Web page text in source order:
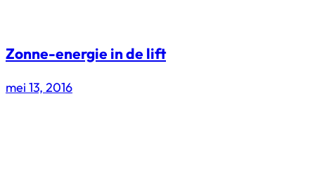
Zonne-energie in de lift
mei 13, 2016